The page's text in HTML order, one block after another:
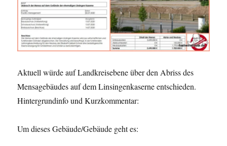
Aktuell würde auf Landkreisebene über den Abriss des
Mensagebäudes auf dem Linsingenkaserne entschieden.
Hintergrundinfo und Kurzkommentar:
Um dieses Gebäude/Gebäude geht es: